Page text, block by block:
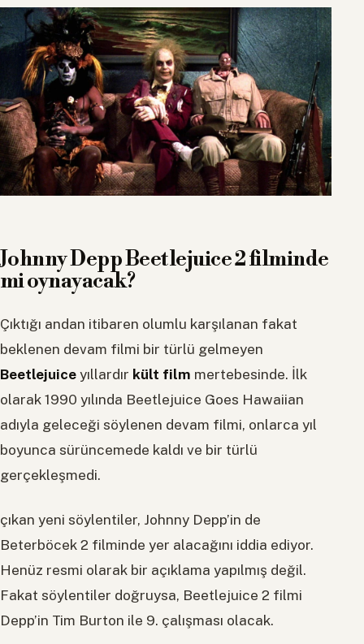
Johnny Depp Beetlejuice 2 filminde
mi oynayacak?
Çıktığı andan itibaren olumlu karşılanan fakat
beklenen devam filmi bir türlü gelmeyen
Beetlejuice yıllardır kült film mertebesinde. İlk
olarak 1990 yılında Beetlejuice Goes Hawaiian
adıyla geleceği söylenen devam filmi, onlarca yıl
boyunca sürüncemede kaldı ve bir türlü
gerçekleşmedi.
çıkan yeni söylentiler, Johnny Depp’in de
Beterböcek 2 filminde yer alacağını iddia ediyor.
Henüz resmi olarak bir açıklama yapılmış değil.
Fakat söylentiler doğruysa, Beetlejuice 2 filmi
Depp’in Tim Burton ile 9. çalışması olacak.